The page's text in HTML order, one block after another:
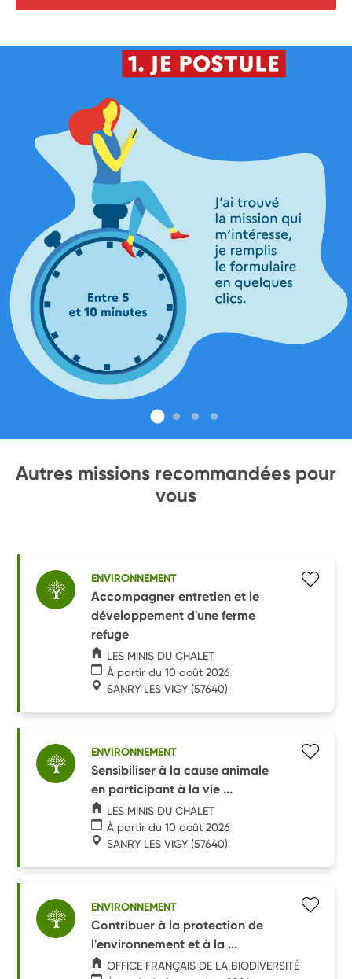
Autres missions recommandées pour
vous
ENVIRONNEMENT
Accompagner entretien et le
développement d'une ferme
refuge
LES MINIS DU CHALET
À partir du 10 août 2026
SANRY LES VIGY (57640)
ENVIRONNEMENT
Sensibiliser à la cause animale
en participant à la vie ...
LES MINIS DU CHALET
À partir du 10 août 2026
SANRY LES VIGY (57640)
ENVIRONNEMENT
Contribuer à la protection de
l'environnement et à la ...
OFFICE FRANÇAIS DE LA BIODIVERSITÉ